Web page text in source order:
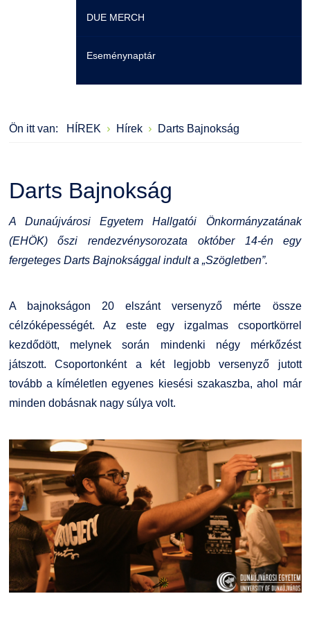
Moodle
Átjelentkezőknek
Karrier
Hallgatókra érvényes szabályzatok
Kiemelt ösztöndíjak
Nemzetközi Lehetőségek
Szolgáltatások
GY.I.K.
DUE Hallgatói laptop használati segédlet
Kerpely Antal Szakkollégium KASZK
Könyvtár
Szakmentori rendszer
Felnőttképzés
Neptun
K+F+I
Átjelentkezőknek
Kapcsolat
Online Studium
Képzési Életpályamodell
Atomerőművi Képzési Bázis
Családbarát Szolgáltató
Dokumentumok
Érdekvédelmi testületek
Szervezeti felépítés
Szabályzatok
Díjak, elismerések
Minőségirányítás
Együttműködő partnereink
DUE MERCH
Eseménynaptár
Ön itt van: HÍREK Hírek Darts Bajnokság
Darts Bajnokság
A Dunaújvárosi Egyetem Hallgatói Önkormányzatának
(EHÖK) őszi rendezvénysorozata október 14-én egy
fergeteges Darts Bajnoksággal indult a „Szögletben”.
A bajnokságon 20 elszánt versenyző mérte össze
célzóképességét. Az este egy izgalmas csoportkörrel
kezdődött, melynek során mindenki négy mérkőzést
játszott. Csoportonként a két legjobb versenyző jutott
tovább a kíméletlen egyenes kiesési szakaszba, ahol már
minden dobásnak nagy súlya volt.